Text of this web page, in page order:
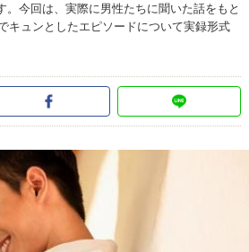
。今回は、実際に男性たちに聞いた話をもと
キュンとしたエピソードについて実録形式